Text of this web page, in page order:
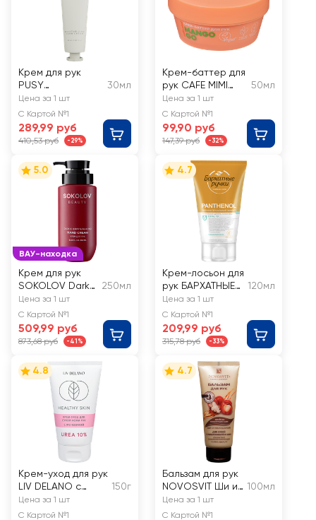
Крем для рук
PUSY
увлажняющий
30мл
Цена за 1 шт
С Картой №1
289,99 руб
410,53 руб -29%
Крем-баттер для
рук CAFE MIMI
Mango go
50мл
Цена за 1 шт
С Картой №1
99,90 руб
147,39 руб -32%
ВАУ-находка
5.0
Крем для рук
SOKOLOV Dark
cherry&almond
250мл
Цена за 1 шт
С Картой №1
509,99 руб
873,68 руб -41%
4.7
Крем-лосьон для
рук БАРХАТНЫЕ
РУЧКИ Clinical
care Panthenol
total 10
антибактериаль
ный
120мл
Цена за 1 шт
С Картой №1
209,99 руб
315,78 руб -33%
4.8
Крем-уход для рук
LIV DELANO с
мочевиной, для
сухой кожи
150г
Цена за 1 шт
С Картой №1
4.7
Бальзам для рук
NOVOSVIT Ши и
макадамия, для
сухой и
100мл
Цена за 1 шт
С Картой №1